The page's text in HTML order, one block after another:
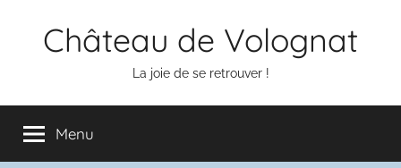
Château de Volognat
La joie de se retrouver !
Menu